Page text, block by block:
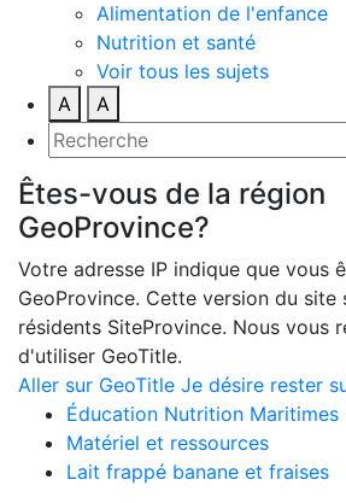
Alimentation de l'enfance
Nutrition et santé
Voir tous les sujets
A
A
Êtes-vous de la région
GeoProvince?
Votre adresse IP indique que vous
GeoProvince. Cette version du site
résidents SiteProvince. Nous vous
d'utiliser GeoTitle.
Aller sur GeoTitle Je désire rester
Éducation Nutrition Maritimes
Matériel et ressources
Lait frappé banane et fraises